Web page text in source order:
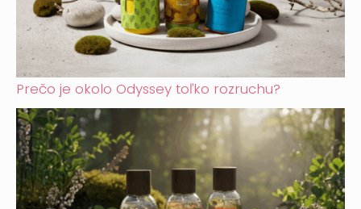
Prečo je okolo Odyssey toľko rozruchu?